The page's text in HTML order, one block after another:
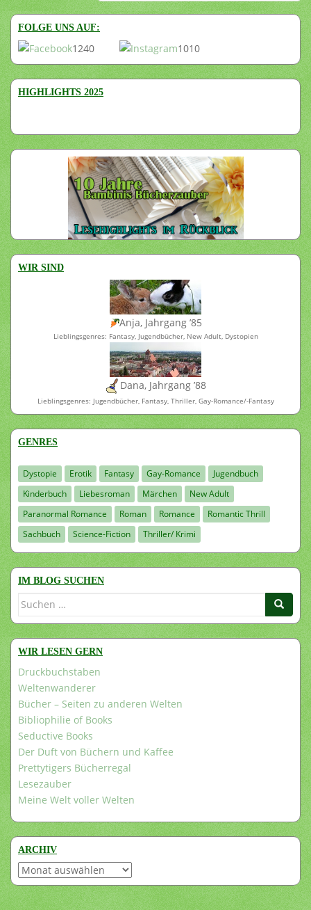
FOLGE UNS AUF:
1240 1010
HIGHLIGHTS 2025
WIR SIND
Anja, Jahrgang ’85
Lieblingsgenres: Fantasy, Jugendbücher, New Adult, Dystopien
Dana, Jahrgang ’88
Lieblingsgenres: Jugendbücher, Fantasy, Thriller, Gay-Romance/-Fantasy
GENRES
Dystopie Erotik Fantasy Gay-Romance
Jugendbuch
Kinderbuch
Liebesroman Märchen
New Adult
Paranormal Romance
Roman Romance
Romantic Thrill
Sachbuch
Science-Fiction Thriller/ Krimi
IM BLOG SUCHEN
Suchen
WIR LESEN GERN
Druckbuchstaben
Weltenwanderer
Bücher – Seiten zu anderen Welten
Bibliophilie of Books
Seductive Books
Der Duft von Büchern und Kaffee
Prettytigers Bücherregal
Lesezauber
Meine Welt voller Welten
ARCHIV
Archiv